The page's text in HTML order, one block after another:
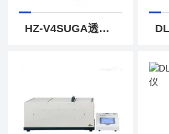
HZ-V4SUGA透光率雾度计